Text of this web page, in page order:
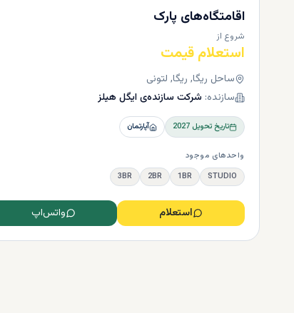
اقامتگاه‌های پارک
شروع از
استعلام قیمت
ساحل ریگا, ریگا, لتونی
سازنده: شرکت سازنده‌ی ایگل هیلز
تاریخ تحویل2027 آپارتمان
واحدهای موجود
STUDIO
1BR
2BR
3BR
استعلام واتس‌اپ